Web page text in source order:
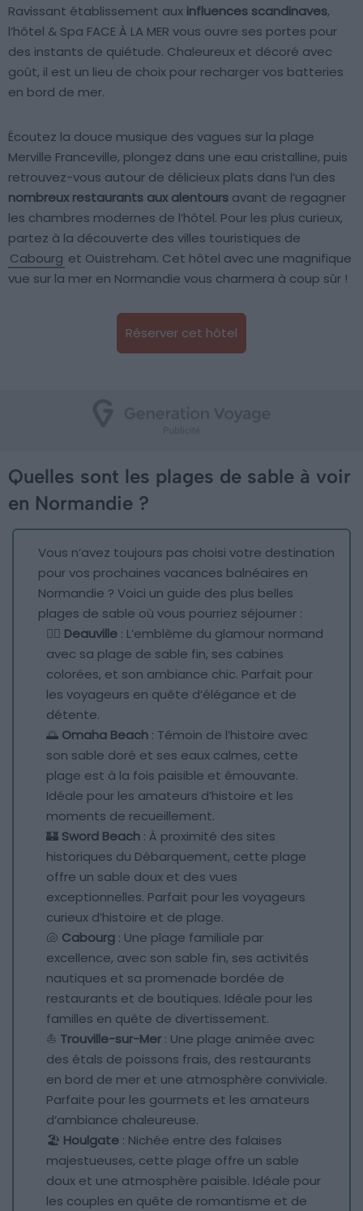
Ravissant établissement aux influences scandinaves,
l’hôtel & Spa FACE À LA MER vous ouvre ses portes pour
des instants de quiétude. Chaleureux et décoré avec
goût, il est un lieu de choix pour recharger vos batteries
en bord de mer.
Écoutez la douce musique des vagues sur la plage
Merville Franceville, plongez dans une eau cristalline, puis
retrouvez-vous autour de délicieux plats dans l’un des
nombreux restaurants aux alentours avant de regagner
les chambres modernes de l’hôtel. Pour les plus curieux,
partez à la découverte des villes touristiques de
Cabourg et Ouistreham. Cet hôtel avec une magnifique
vue sur la mer en Normandie vous charmera à coup sûr !
Réserver cet hôtel
Quelles sont les plages de sable à voir
en Normandie ?
Vous n’avez toujours pas choisi votre destination
pour vos prochaines vacances balnéaires en
Normandie ? Voici un guide des plus belles
plages de sable où vous pourriez séjourner :
🏄‍♂️ Deauville : L’emblème du glamour normand
avec sa plage de sable fin, ses cabines
colorées, et son ambiance chic. Parfait pour
les voyageurs en quête d’élégance et de
détente.
🌅 Omaha Beach : Témoin de l’histoire avec
son sable doré et ses eaux calmes, cette
plage est à la fois paisible et émouvante.
Idéale pour les amateurs d’histoire et les
moments de recueillement.
🏰 Sword Beach : À proximité des sites
historiques du Débarquement, cette plage
offre un sable doux et des vues
exceptionnelles. Parfait pour les voyageurs
curieux d’histoire et de plage.
🐚 Cabourg : Une plage familiale par
excellence, avec son sable fin, ses activités
nautiques et sa promenade bordée de
restaurants et de boutiques. Idéale pour les
familles en quête de divertissement.
⛵ Trouville-sur-Mer : Une plage animée avec
des étals de poissons frais, des restaurants
en bord de mer et une atmosphère conviviale.
Parfaite pour les gourmets et les amateurs
d’ambiance chaleureuse.
🏖️ Houlgate : Nichée entre des falaises
majestueuses, cette plage offre un sable
doux et une atmosphère paisible. Idéale pour
les couples en quête de romantisme et de